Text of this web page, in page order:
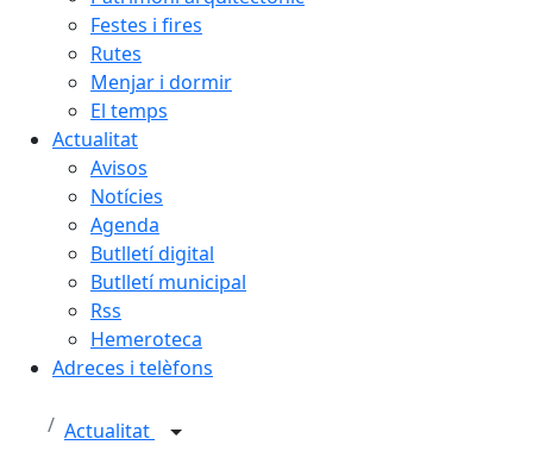
Festes i fires
Rutes
Menjar i dormir
El temps
Actualitat
Avisos
Notícies
Agenda
Butlletí digital
Butlletí municipal
Rss
Hemeroteca
Adreces i telèfons
Actualitat